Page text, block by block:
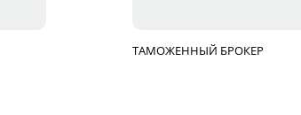
ТАМОЖЕННЫЙ БРОКЕР